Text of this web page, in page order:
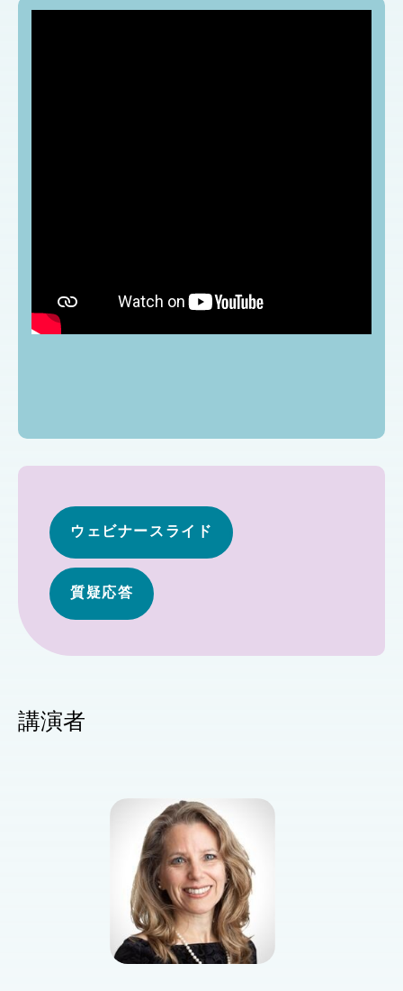
ウェビナースライド
質疑応答
講演者